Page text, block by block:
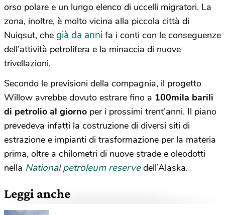
orso polare e un lungo elenco di uccelli migratori. La
zona, inoltre, è molto vicina alla piccola città di
Nuiqsut, che già da anni fa i conti con le conseguenze
dell’attività petrolifera e la minaccia di nuove
trivellazioni.
Secondo le previsioni della compagnia, il progetto
Willow avrebbe dovuto estrare fino a 100mila barili
di petrolio al giorno per i prossimi trent’anni. Il piano
prevedeva infatti la costruzione di diversi siti di
estrazione e impianti di trasformazione per la materia
prima, oltre a chilometri di nuove strade e oleodotti
nella National petroleum reservedell’Alaska.
Leggi anche